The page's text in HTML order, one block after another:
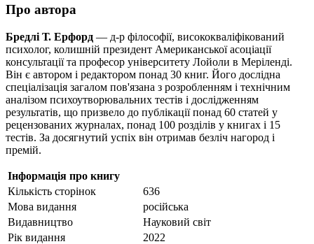
Про автора
Бредлі Т. Ерфорд — д-р філософії, висококваліфікований
психолог, колишній президент Американської асоціації
консультації та професор університету Лойоли в Меріленді.
Він є автором і редактором понад 30 книг. Його дослідна
спеціалізація загалом пов'язана з розробленням і технічним
аналізом психоутворювальних тестів і дослідженням
результатів, що призвело до публікації понад 60 статей у
рецензованих журналах, понад 100 розділів у книгах і 15
тестів. За досягнутий успіх він отримав безліч нагород і
премій.
Інформація про книгу
Кількість сторінок
636
Мова видання
російська
Видавництво
Науковий світ
Рік видання
2022